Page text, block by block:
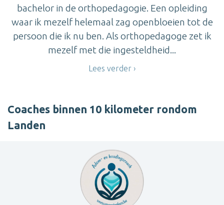
bachelor in de orthopedagogie. Een opleiding
waar ik mezelf helemaal zag openbloeien tot de
persoon die ik nu ben. Als orthopedagoge zet ik
mezelf met die ingesteldheid...
Lees verder
Coaches binnen 10 kilometer rondom
Landen